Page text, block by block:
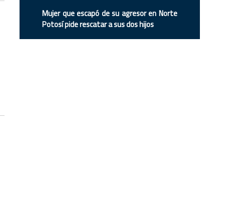
Mujer que escapó de su agresor en Norte
Potosí pide rescatar a sus dos hijos